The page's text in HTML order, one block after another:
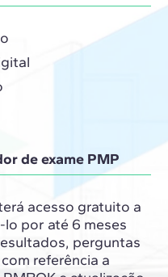
de exame PMP
acesso gratuito a
por até 6 meses
perguntas
referência a